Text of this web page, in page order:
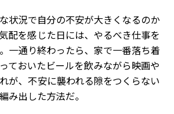
状況で自分の不安が大きくなるのか
配を感じた日には、やるべき仕事を
一通り終わったら、家で一番落ち着
ておいたビールを飲みながら映画や
が、不安に襲われる隙をつくらない
み出した方法だ。